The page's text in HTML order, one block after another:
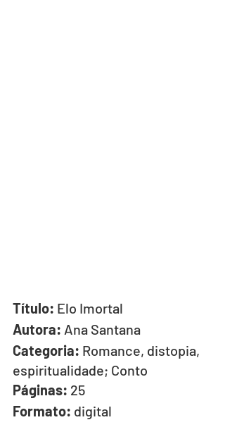
Título: Elo Imortal
Autora: Ana Santana
Categoria: Romance, distopia,
espiritualidade; Conto
Páginas: 25
Formato: digital